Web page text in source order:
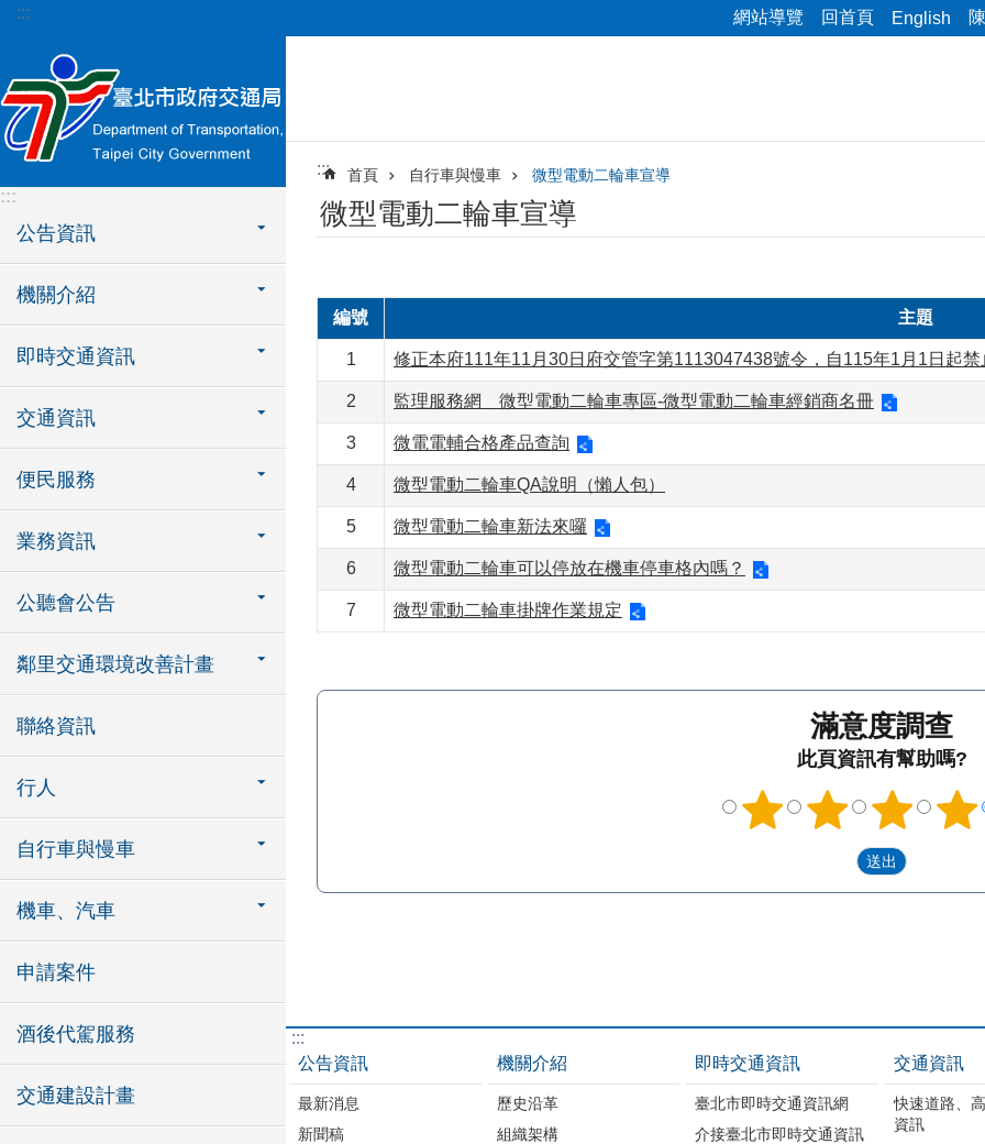
跳到主要內容區塊
::: 網站導覽 回首頁 English
:::
公告資訊
機關介紹
即時交通資訊
交通資訊
便民服務
業務資訊
公聽會公告
鄰里交通環境改善計畫
聯絡資訊
行人
自行車與慢車
機車、汽車
申請案件
酒後代駕服務
交通建設計畫
::: 首頁 自行車與慢車 微型電動二輪車宣導
微型電動二輪車宣導
編號 主題
1 修正本府111年11月30日府交管字第1113047438號令，自115年1月1日起
2 監理服務網＿微型電動二輪車專區-微型電動二輪車經銷商名冊
3 微電電輔合格產品查詢
4 微型電動二輪車QA說明（懶人包）
5 微型電動二輪車新法來囉
6 微型電動二輪車可以停放在機車停車格內嗎？
7 微型電動二輪車掛牌作業規定
滿意度調查
此頁資訊有幫助嗎?
:::
公告資訊
最新消息
新聞稿
機關介紹
歷史沿革
組織架構
即時交通資訊
臺北市即時交通資訊網
介接臺北市即時交通資訊
交通資訊
快速道路、
資訊